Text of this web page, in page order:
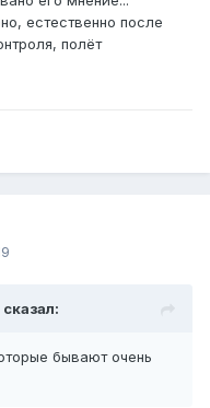
естественно после
полёт
сказал:
бывают очень